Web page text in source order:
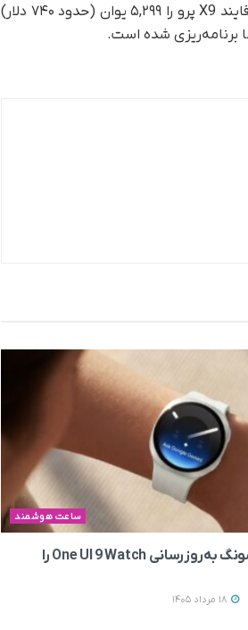
مک است. اوپو قیمت مدل فایند X9 را ۴,۳۹۹ یوان (حدود ۶۱۵ دلار) و مدل فایند X9 پرو را ۵,۲۹۹ یوان (حدود ۷۴۰ دلار)
ساعت هوشمند
این ساعت‌های سامسونگ به‌روزرسانی One UI 9 Watch را